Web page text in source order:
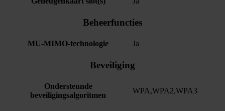
Beheerfuncties
MU-MIMO-technologie Ja
Beveiliging
Ondersteunde
beveiligingsalgoritmen
WPA,WPA2,WPA3